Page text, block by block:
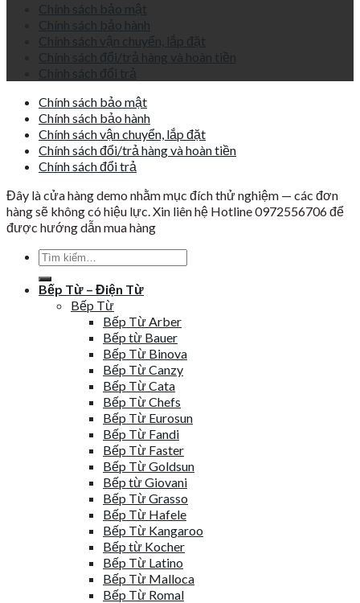
Chính sách bảo mật
Chính sách bảo hành
Chính sách vận chuyển, lắp đặt
Chính sách đổi/trả hàng và hoàn tiền
Chính sách đổi trả
Chính sách bảo mật
Chính sách bảo hành
Chính sách vận chuyển, lắp đặt
Chính sách đổi/trả hàng và hoàn tiền
Chính sách đổi trả
Đây là cửa hàng demo nhằm mục đích thử nghiệm — các đơn
hàng sẽ không có hiệu lực. Xin liên hệ Hotline 0972556706 để
được hướng dẫn mua hàng
Tìm
kiếm:
Bếp Từ – Điện Từ
Bếp Từ
Bếp Từ Arber
Bếp từ Bauer
Bếp Từ Binova
Bếp Từ Canzy
Bếp Từ Cata
Bếp Từ Chefs
Bếp Từ Eurosun
Bếp Từ Fandi
Bếp Từ Faster
Bếp Từ Goldsun
Bếp từ Giovani
Bếp Từ Grasso
Bếp Từ Hafele
Bếp Từ Kangaroo
Bếp từ Kocher
Bếp Từ Latino
Bếp Từ Malloca
Bếp Từ Romal